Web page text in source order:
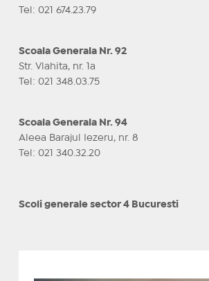
Tel: 021 674.23.79
Scoala Generala Nr. 92
Str. Vlahita, nr. 1a
Tel: 021 348.03.75
Scoala Generala Nr. 94
Aleea Barajul Iezeru, nr. 8
Tel: 021 340.32.20
Scoli generale sector 4 Bucuresti